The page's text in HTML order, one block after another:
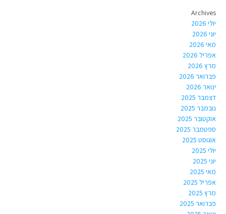
Archives
יולי 2026
יוני 2026
מאי 2026
אפריל 2026
מרץ 2026
פברואר 2026
ינואר 2026
דצמבר 2025
נובמבר 2025
אוקטובר 2025
ספטמבר 2025
אוגוסט 2025
יולי 2025
יוני 2025
מאי 2025
אפריל 2025
מרץ 2025
פברואר 2025